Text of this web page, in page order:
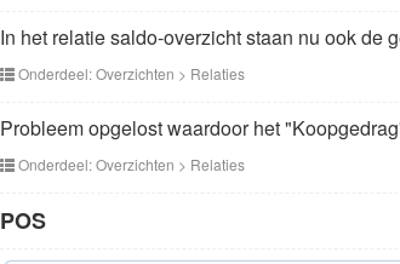
In het relatie saldo-overzicht staan nu ook de
Onderdeel: Overzichten > Relaties
Probleem opgelost waardoor het
Onderdeel: Overzichten > Relaties
POS